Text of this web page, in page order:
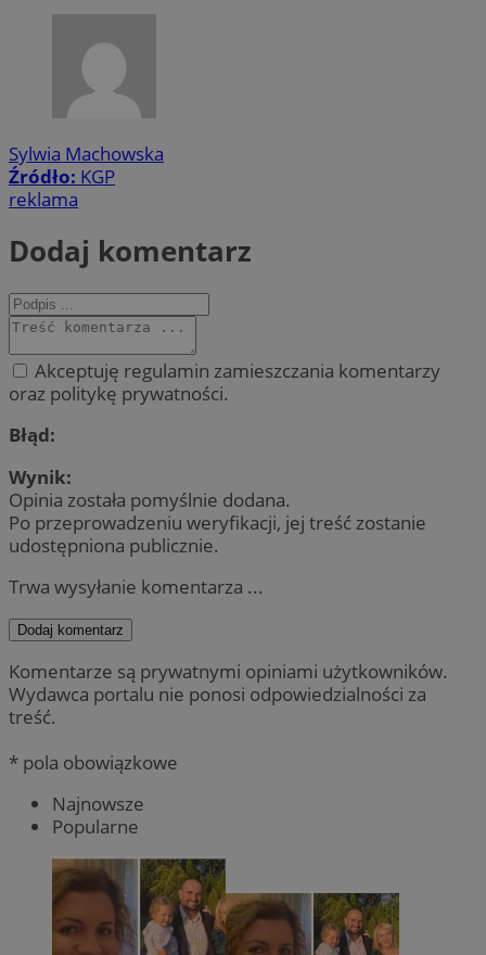
Sylwia Machowska
Źródło: KGP
reklama
Dodaj komentarz
Akceptuję regulamin zamieszczania komentarzy
oraz politykę prywatności.
Błąd:
Wynik:
Opinia została pomyślnie dodana.
Po przeprowadzeniu weryfikacji, jej treść zostanie
udostępniona publicznie.
Trwa wysyłanie komentarza ...
Dodaj komentarz
Komentarze są prywatnymi opiniami użytkowników.
Wydawca portalu nie ponosi odpowiedzialności za
treść.
* pola obowiązkowe
Najnowsze
Popularne